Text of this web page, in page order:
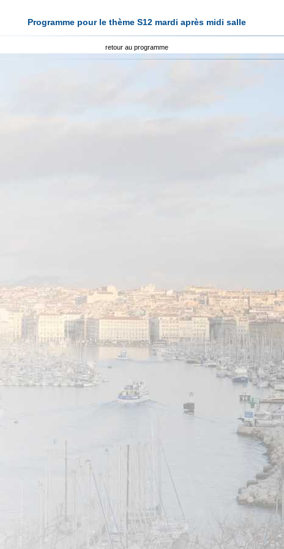
Programme pour le thème S12 mardi après midi salle
retour au programme